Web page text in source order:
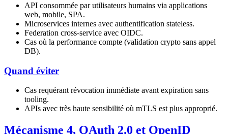
API consommée par utilisateurs humains via applications
web, mobile, SPA.
Microservices internes avec authentification stateless.
Federation cross-service avec OIDC.
Cas où la performance compte (validation crypto sans appel
DB).
Quand éviter
Cas requérant révocation immédiate avant expiration sans
tooling.
APIs avec très haute sensibilité où mTLS est plus approprié.
Mécanisme 4, OAuth 2.0 et OpenID